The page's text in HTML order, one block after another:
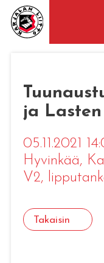
ja
05.11.2021
Hyvinkää,
V2,
Takaisin